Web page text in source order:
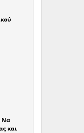
Να
και